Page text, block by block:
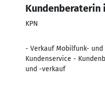
Kundenberaterin
KPN
- Verkauf Mobilfunk- und
Kundenservice -
und -verkauf